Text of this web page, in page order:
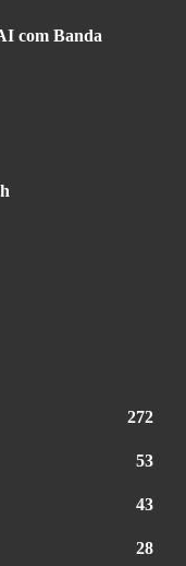
com Banda
272
53
43
28